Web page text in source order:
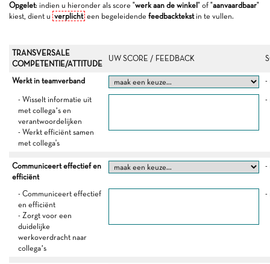
Opgelet: indien u hieronder als score "werk aan de winkel " of "aanvaardbaar"
kiest, dient u verplicht een begeleidende feedbacktekstin te vullen.
TRANSVERSALE
COMPETENTIE/ATTITUDE
UW SCORE / FEEDBACK
Werkt in teamverband -
- Wisselt informatie uit
met collega’s en
verantwoordelijken
- Werkt efficiënt samen
met collega's
-
Communiceert effectief en
efficiënt
-
- Communiceert effectief
en efficiënt
- Zorgt voor een
duidelijke
werkoverdracht naar
collega’s
-